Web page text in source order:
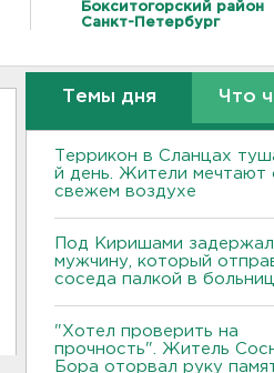
Бокситогорский район
Санкт-Петербург
Темы дня Что
Террикон в Сланцах
й день. Жители мечтают
свежем воздухе
Под Киришами
мужчину, который
соседа палкой в
"Хотел проверить на
прочность". Житель
Бора оторвал руку